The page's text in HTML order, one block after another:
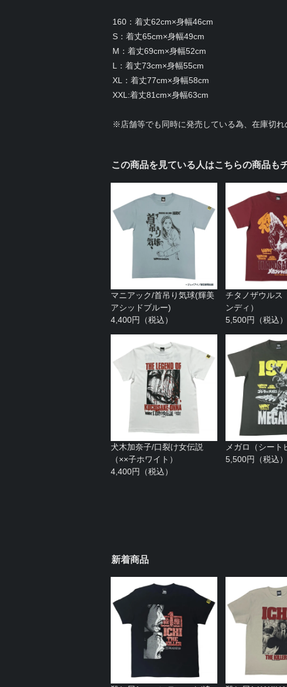
160：着丈62cm×身幅46cm
S：着丈65cm×身幅49cm
M：着丈69cm×身幅52cm
L：着丈73cm×身幅55cm
XL：着丈77cm×身幅58cm
XXL:着丈81cm×身幅63cm
※店舗等でも同時に発売している為、在庫切れ
この商品を見ている人はこちらの商品も
マニアック/首吊り気球(輝美
アシッドブルー)
4,400円（税込）
チタノザウルス
ンディ）
5,500円（税込）
犬木加奈子/口裂け女伝説
（××子ホワイト）
4,400円（税込）
メガロ（シート
5,500円（税込）
新着商品